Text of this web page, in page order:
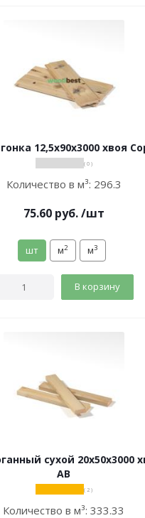
12,5х90х3000 хвоя
( 0 )
Количество в м³: 296.3
75.60руб. /шт
шт м2 м3
В корзину
сухой 20х50х3000
АВ
( 2 )
Количество в м³: 333.33